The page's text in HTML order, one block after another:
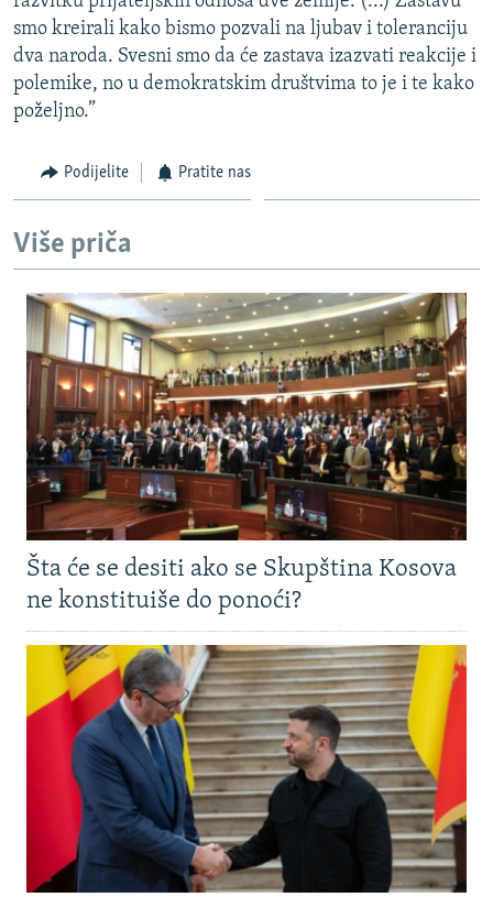
smo kreirali kako bismo pozvali na ljubav i toleranciju
dva naroda. Svesni smo da će zastava izazvati reakcije i
polemike, no u demokratskim društvima to je i te kako
poželjno.”
Podijelite Pratite nas
Više priča
Šta će se desiti ako se Skupština Kosova
ne konstituiše do ponoći?